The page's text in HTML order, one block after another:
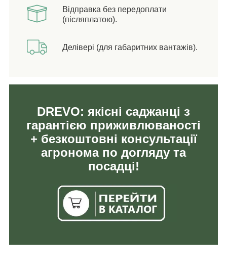
Відправка без передоплати
(післяплатою).
Делівері (для габаритних вантажів).
DREVO: якісні саджанці з
гарантією приживлюваності
+ безкоштовні консультації
агронома по догляду та
посадці!